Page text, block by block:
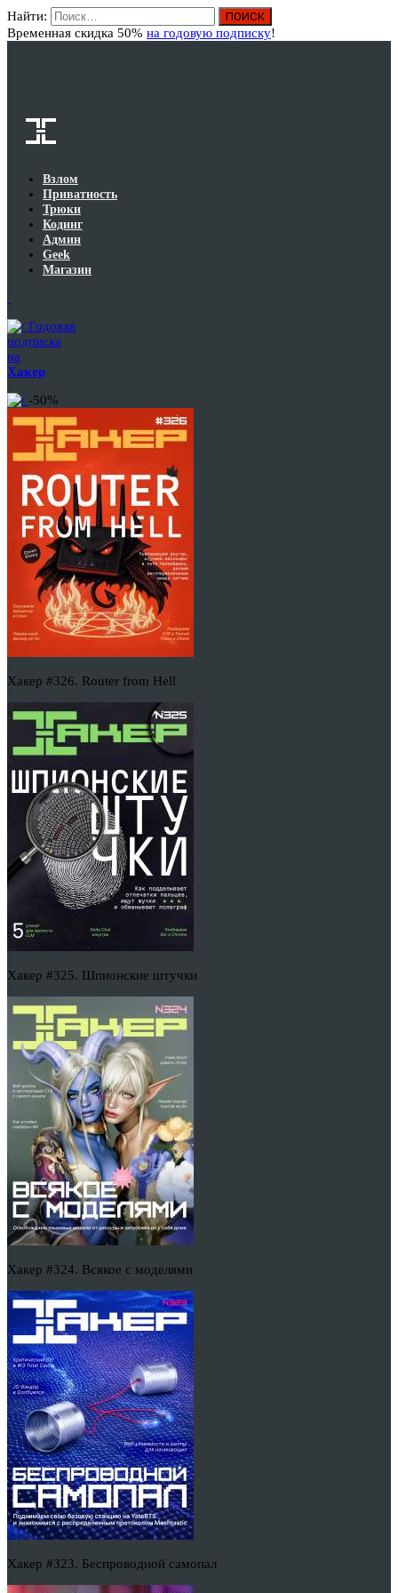
Найти:
Временная скидка 50% на годовую подписку!
Взлом
Приватность
Трюки
Кодинг
Админ
Geek
Магазин
Годовая
подписка
на
Хакер
-50%
Хакер #326. Router from Hell
Хакер #325. Шпионские штучки
Хакер #324. Всякое с моделями
Хакер #323. Беспроводной самопал